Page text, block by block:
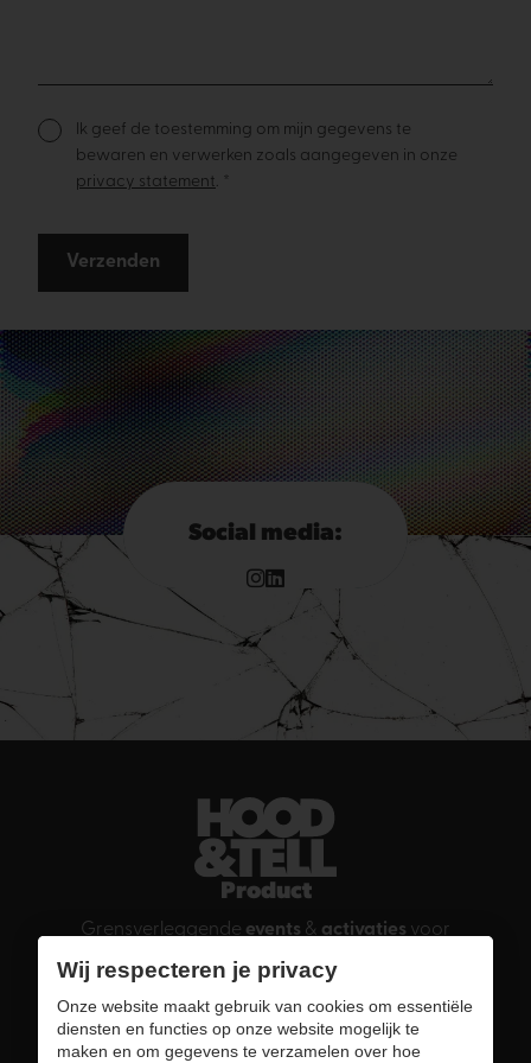
Ik geef de toestemming om mijn gegevens te
bewaren en verwerken zoals aangegeven in onze
privacy statement. *
Verzenden
Social media:
Product
Grensverleggende events & activaties voor
bedrijven
merken
People
Good vibez voortevredenentoekomstige
Wij respecteren je privacy
Onze website maakt gebruik van cookies om essentiële
diensten en functies op onze website mogelijk te
maken en om gegevens te verzamelen over hoe